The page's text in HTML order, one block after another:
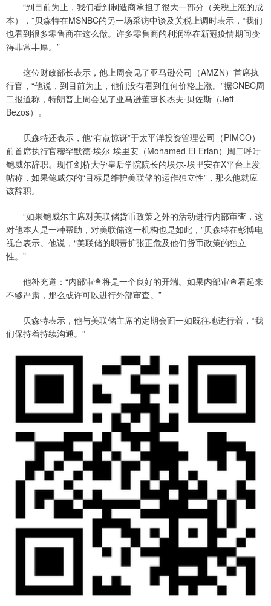
“到目前为止，我们看到制造商承担了很大一部分（关税上涨的成
本），”贝森特在MSNBC的另一场采访中谈及关税上调时表示，“我们
也看到很多零售商在这么做。许多零售商的利润率在新冠疫情期间变
得非常丰厚。”
这位财政部长表示，他上周会见了亚马逊公司（AMZN）首席执
行官，“他说，到目前为止，他们没有看到任何价格上涨。”据CNBC周
二报道称，特朗普上周会见了亚马逊董事长杰夫·贝佐斯（Jeff
Bezos）。
贝森特还表示，他“有点惊讶”于太平洋投资管理公司（PIMCO）
前首席执行官穆罕默德·埃尔-埃里安（Mohamed El-Erian）周二呼吁
鲍威尔辞职。现任剑桥大学皇后学院院长的埃尔-埃里安在X平台上发
帖称，如果鲍威尔的“目标是维护美联储的运作独立性”，那么他就应
该辞职。
“如果鲍威尔主席对美联储货币政策之外的活动进行内部审查，这
对他本人是一种帮助，对美联储这一机构也是如此，”贝森特在彭博电
视台表示。他说，“美联储的职责扩张正危及他们货币政策的独立
性。”
他补充道：“内部审查将是一个良好的开端。如果内部审查看起来
不够严肃，那么或许可以进行外部审查。”
贝森特表示，他与美联储主席的定期会面一如既往地进行着，“我
们保持着持续沟通。”